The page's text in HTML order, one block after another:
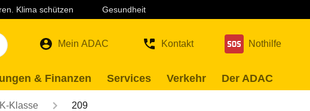
Klima schützen Gesundheit
Mein ADAC Kontakt Nothilfe
& Finanzen Services Verkehr Der ADAC
Klasse 209